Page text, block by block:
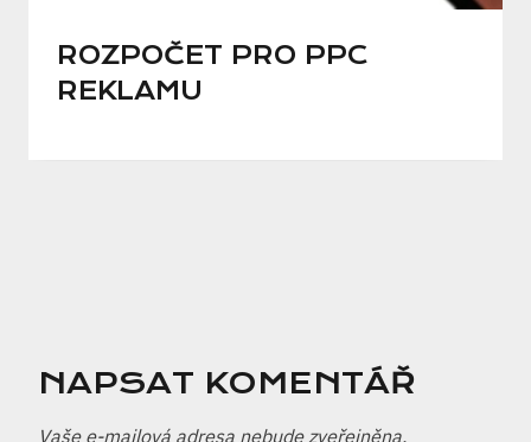
ROZPOČET PRO PPC
REKLAMU
NAPSAT KOMENTÁŘ
Vaše e-mailová adresa nebude zveřejněna.